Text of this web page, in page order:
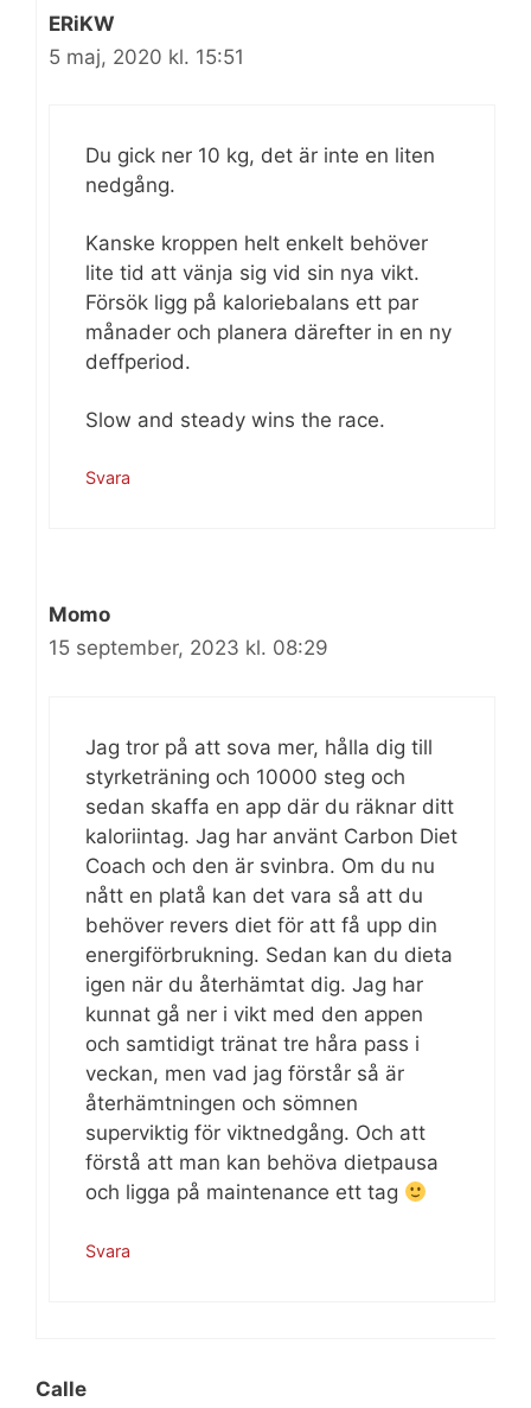
ERiKW
5 maj, 2020 kl. 15:51
Du gick ner 10 kg, det är inte en liten
nedgång.
Kanske kroppen helt enkelt behöver
lite tid att vänja sig vid sin nya vikt.
Försök ligg på kaloriebalans ett par
månader och planera därefter in en ny
deffperiod.
Slow and steady wins the race.
Svara
Momo
15 september, 2023 kl. 08:29
Jag tror på att sova mer, hålla dig till
styrketräning och 10000 steg och
sedan skaffa en app där du räknar ditt
kaloriintag. Jag har använt Carbon Diet
Coach och den är svinbra. Om du nu
nått en platå kan det vara så att du
behöver revers diet för att få upp din
energiförbrukning. Sedan kan du dieta
igen när du återhämtat dig. Jag har
kunnat gå ner i vikt med den appen
och samtidigt tränat tre håra pass i
veckan, men vad jag förstår så är
återhämtningen och sömnen
superviktig för viktnedgång. Och att
förstå att man kan behöva dietpausa
och ligga på maintenance ett tag
Svara
Calle